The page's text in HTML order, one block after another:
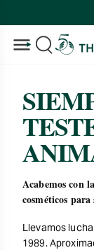
BUSCAR
Acabemos con
cosméticos para
Llevamos
1989.